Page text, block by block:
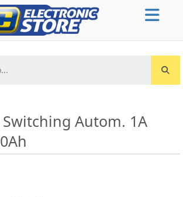
Autom. 1A